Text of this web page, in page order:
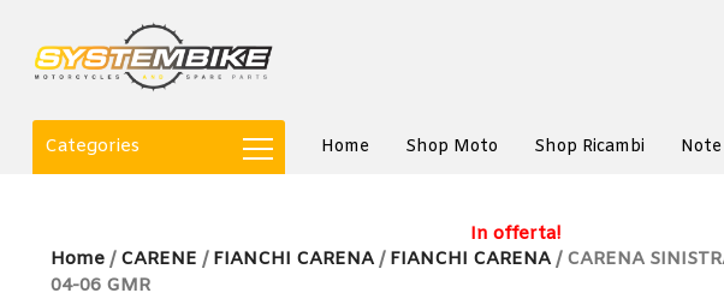
Categories Home Shop Moto Shop Ricambi
Home / CARENE / FIANCHI CARENA / FIANCHI CARENA / CARENA
04-06 GMR
In offerta!